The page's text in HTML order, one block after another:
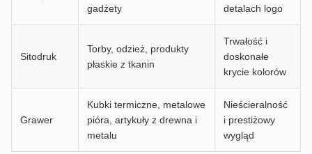
gadżety
detalach logo
Sitodruk
Torby, odzież, produkty
płaskie z tkanin
Trwałość i
doskonałe
krycie kolorów
Grawer
Kubki termiczne, metalowe
pióra, artykuły z drewna i
metalu
Nieścieralność
i prestiżowy
wygląd